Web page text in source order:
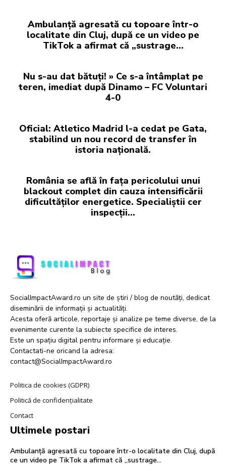
Ambulanță agresată cu topoare într-o
localitate din Cluj, după ce un video pe
TikTok a afirmat că „sustrage…
Nu s-au dat bătuți! » Ce s-a întâmplat pe
teren, imediat după Dinamo – FC Voluntari
4-0
Oficial: Atletico Madrid l-a cedat pe Gata,
stabilind un nou record de transfer în
istoria națională.
România se află în fața pericolului unui
blackout complet din cauza intensificării
dificultăților energetice. Specialiștii cer
inspecții…
SocialImpactAward.ro un site de știri / blog de noutăți, dedicat
diseminării de informații și actualități.
Acesta oferă articole, reportaje și analize pe teme diverse, de la
evenimente curente la subiecte specifice de interes.
Este un spațiu digital pentru informare și educație.
Contactati-ne oricand la adresa:
contact@SocialImpactAward.ro
Politica de cookies (GDPR)
Politică de confidențialitate
Contact
Ultimele postari
Ambulanță agresată cu topoare într-o localitate din Cluj, după
ce un video pe TikTok a afirmat că „sustrage…